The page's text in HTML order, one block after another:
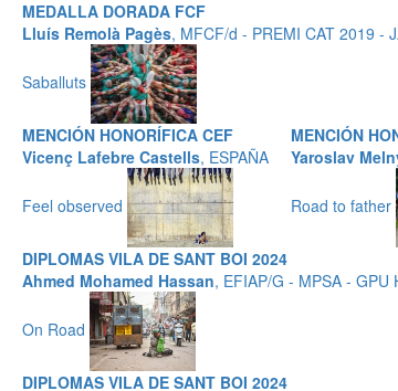
MEDALLA DORADA FCF
Lluís Remolà Pagès, MFCF/d - PREMI CAT 2019 -
Saballuts
MENCIÓN HONORÍFICA CEF
Vicenç Lafebre Castells, ESPAÑA
Feel observed
MENCIÓN
Yaroslav
Road to father
DIPLOMAS VILA DE SANT BOI 2024
Ahmed Mohamed Hassan, EFIAP/G - MPSA - GPU
On Road
DIPLOMAS VILA DE SANT BOI 2024